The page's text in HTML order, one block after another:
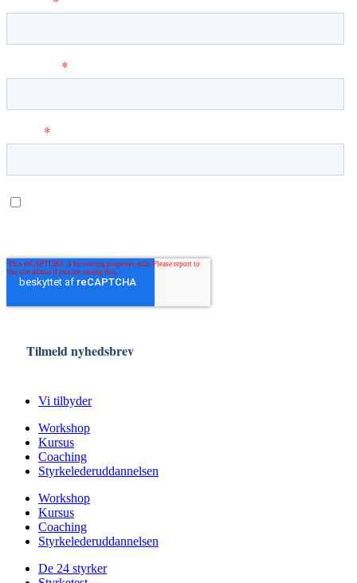
Vi tilbyder
Workshop
Kursus
Coaching
Styrkelederuddannelsen
Workshop
Kursus
Coaching
Styrkelederuddannelsen
De 24 styrker